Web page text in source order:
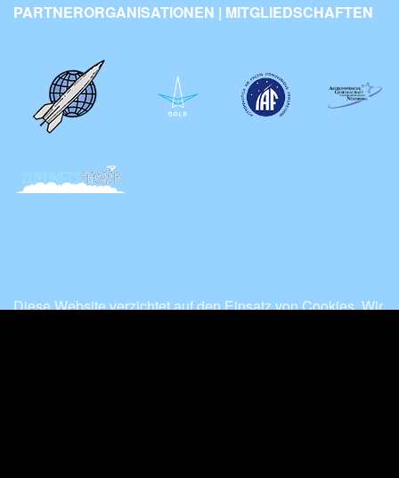
PARTNERORGANISATIONEN | MITGLIEDSCHAFTEN
Diese Website verzichtet auf den Einsatz von Cookies. Wir